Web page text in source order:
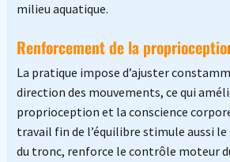
milieu aquatique.
Renforcement de la
La pratique impose d’ajuster
direction des mouvements, ce qui
proprioception et la conscience
travail fin de l’équilibre stimule aussi
du tronc, renforce le contrôle moteur